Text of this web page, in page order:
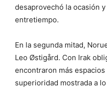
desaprovechó la ocasión
entretiempo.
En la segunda mitad,
Leo Østigård. Con Irak
encontraron más
superioridad mostrada a